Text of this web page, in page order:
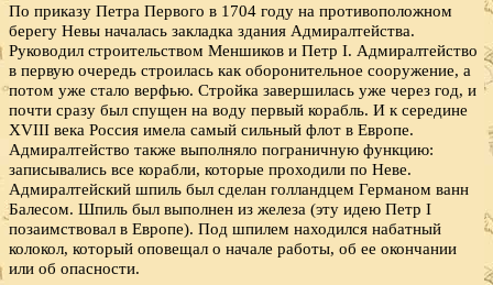
По приказу Петра Первого в 1704 году на противоположном
берегу Невы началась закладка здания Адмиралтейства.
Руководил строительством Меншиков и Петр I. Адмиралтейство
в первую очередь строилась как оборонительное сооружение, а
потом уже стало верфью. Стройка завершилась уже через год, и
почти сразу был спущен на воду первый корабль. И к середине
XVIII века Россия имела самый сильный флот в Европе.
Адмиралтейство также выполняло пограничную функцию:
записывались все корабли, которые проходили по Неве.
Адмиралтейский шпиль был сделан голландцем Германом ванн
Балесом. Шпиль был выполнен из железа (эту идею Петр I
позаимствовал в Европе). Под шпилем находился набатный
колокол, который оповещал о начале работы, об ее окончании
или об опасности.